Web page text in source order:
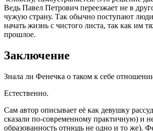
Ведь Павел Петрович переезжает не в
чужую страну. Так обычно поступают
начать жизнь с чистого листа, так как им
прошлое.
Заключение
Знала ли Фенечка о таком к себе
Естественно.
Сам автор описывает её как девушку
сказали по-современному практичную) и
образованность отнюдь не одно и то же).